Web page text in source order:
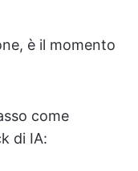
è il momento
come
di IA: